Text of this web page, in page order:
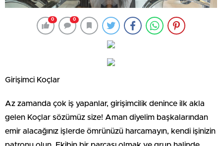
0 0
Girişimci Koçlar
Az zamanda çok iş yapanlar, girişimcilik denince ilk akla
gelen Koçlar sözümüz size! Aman diyelim başkalarından
emir alacağınız işlerde ömrünüzü harcamayın, kendi işinizin